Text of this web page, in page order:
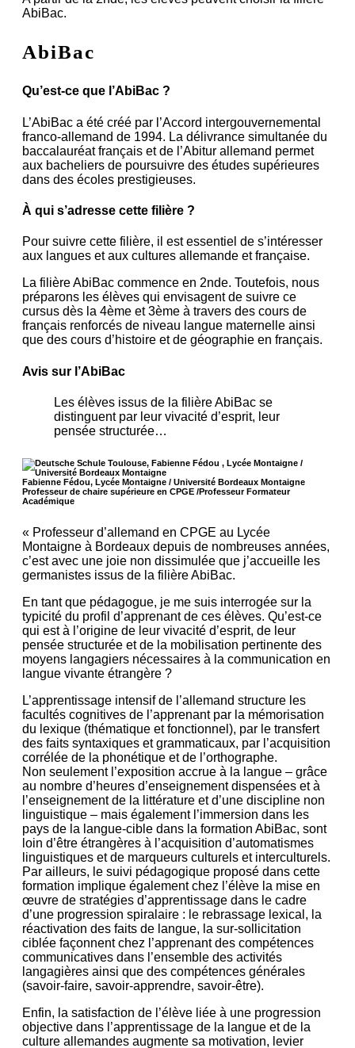
AbiBac.
AbiBac
Qu’est-ce que l’AbiBac ?
L’AbiBac a été créé par l’Accord inter­gouver­ne­mental
franco-allemand de 1994. La délivrance simultanée du
bacca­lau­réat français et de l’Abitur allemand permet
aux bacheliers de poursuivre des études supérieures
dans des écoles prestigieuses.
À qui s’adresse cette filière ?
Pour suivre cette filière, il est essentiel de s’intéresser
aux langues et aux cultures allemande et française.
La filière AbiBac commence en 2nde. Toutefois, nous
préparons les élèves qui envisagent de suivre ce
cursus dès la 4ème et 3ème à travers des cours de
français renforcés de niveau langue maternelle ainsi
que des cours d’histoire et de géographie en français.
Avis sur l’AbiBac
Les élèves issus de la filière AbiBac se
distinguent par leur vivacité d’esprit, leur
pensée structurée…
Fabienne Fédou, Lycée Montaigne / Université Bordeaux Montaigne
Professeur de chaire supérieure en CPGE /Professeur Formateur
Académique
« Professeur d’allemand en CPGE au Lycée
Montaigne à Bordeaux depuis de nombreuses années,
c’est avec une joie non dissimulée que j’accueille les
germanistes issus de la filière AbiBac.
En tant que pédagogue, je me suis interrogée sur la
typicité du profil d’apprenant de ces élèves. Qu’est-ce
qui est à l’origine de leur vivacité d’esprit, de leur
pensée structurée et de la mobilisation pertinente des
moyens langagiers nécessaires à la communication en
langue vivante étrangère ?
L’apprentissage intensif de l’allemand structure les
facultés cognitives de l’apprenant par la mémorisation
du lexique (thématique et fonctionnel), par le transfert
des faits syntaxiques et grammaticaux, par l’acquisition
corrélée de la phonétique et de l’orthographe.
Non seulement l’exposition accrue à la langue – grâce
au nombre d’heures d’enseignement dispensées et à
l’enseignement de la littérature et d’une discipline non
linguistique – mais également l’immersion dans les
pays de la langue-cible dans la formation AbiBac, sont
loin d’être étrangères à l’acquisition d’automatismes
linguistiques et de marqueurs culturels et interculturels.
Par ailleurs, le suivi pédagogique proposé dans cette
formation implique également chez l’élève la mise en
œuvre de stratégies d’apprentissage dans le cadre
d’une progression spiralaire : le rebrassage lexical, la
réactivation des faits de langue, la sur-sollicitation
ciblée façonnent chez l’apprenant des compétences
communicatives dans l’ensemble des activités
langagières ainsi que des compétences générales
(savoir-faire, savoir-apprendre, savoir-être).
Enfin, la satisfaction de l’élève liée à une progression
objective dans l’apprentissage de la langue et de la
culture allemandes augmente sa motivation, levier